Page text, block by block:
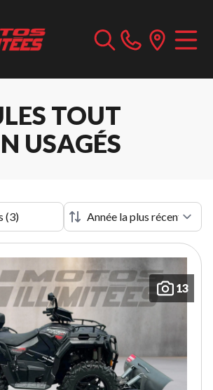
TOUT
USAGÉS
(3)
13